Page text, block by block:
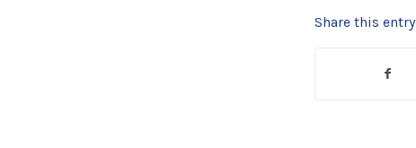
Share this entry